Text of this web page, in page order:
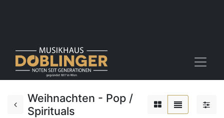
Weihnachten - Pop /
Spirituals